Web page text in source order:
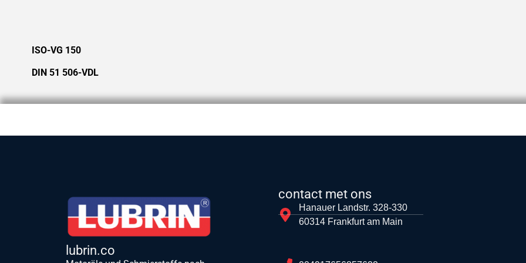
ISO-VG 150
DIN 51 506-VDL
lubrin.co
contact met ons
Hanauer Landstr. 328-330
60314 Frankfurt am Main